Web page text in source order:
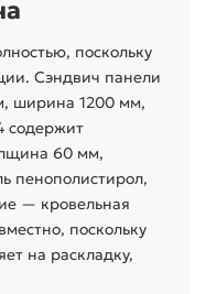
поскольку
Сэндвич панели
ширина 1200 мм,
содержит
60 мм,
пенополистирол,
— кровельная
поскольку
на раскладку,